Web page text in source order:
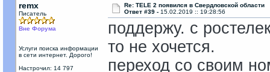
remx
Писатель
Вне Форума
Услуги поиска информации
в сети интернет. Дорого!
Настрочил: 14 797
Re: TELE 2 появился в Свердловской области
Ответ #39 - 15.02.2019 :: 19:28:56
поддержу. с
то не хочется.
переход со своим